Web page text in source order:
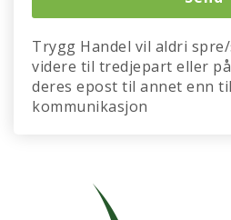
Trygg Handel vil aldri
videre til tredjepart eller
deres epost til annet enn
kommunikasjon